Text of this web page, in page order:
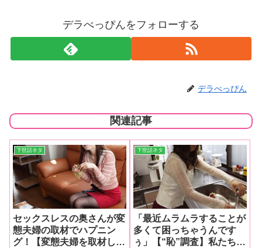
デラべっぴんをフォローする
デラべっぴん
関連記事
下世話ネタ
セックスレスの奥さんが変
態夫婦の取材でハプニン
グ！【変態夫婦を取材して
下世話ネタ
「最近ムラムラすることが
多くて困っちゃうんです
ぅ」【“恥”調査】私たちが